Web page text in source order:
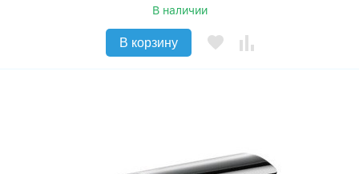
В наличии
В корзину